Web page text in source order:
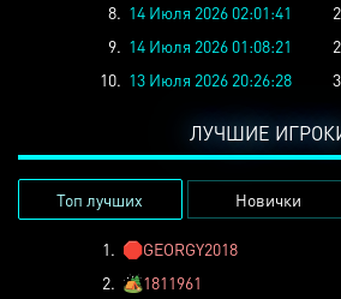
8. 14 Июля 2026 02:01:41
9. 14 Июля 2026 01:08:21
10. 13 Июля 2026 20:26:28
ЛУЧШИЕ
Топ лучших Новички
1. 🛑GEORGY2018
2. 🏕️1811961